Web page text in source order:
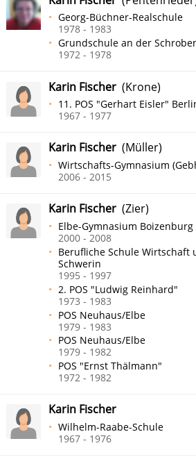
Georg-Büchner-Realschule
1978 - 1983
Grundschule an der
1972 - 1978
Karin Fischer (Krone)
11. POS "Gerhart Eisler"
1967 - 1977
Karin Fischer (Müller)
Wirtschafts-Gymnasium
2006 - 2015
Karin Fischer (Zier)
Elbe-Gymnasium Boizenburg
2000 - 2008
Berufliche Schule Wirtschaft
Schwerin
1995 - 1997
2. POS "Ludwig Reinhard"
1973 - 1983
POS Neuhaus/Elbe
1979 - 1983
POS Neuhaus/Elbe
1979 - 1982
POS "Ernst Thälmann"
1972 - 1982
Karin Fischer
Wilhelm-Raabe-Schule
1967 - 1976